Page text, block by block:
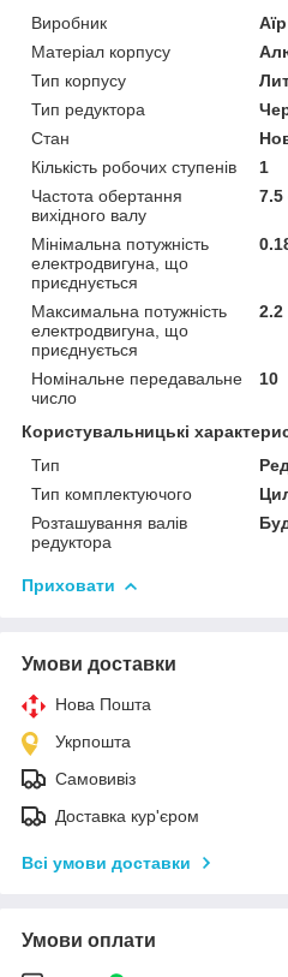
Виробник
Аїр
Матеріал корпусу
Тип корпусу
Тип редуктора
Стан
Кількість робочих ступенів
1
Частота обертання
вихідного валу
7.5
Мінімальна потужність
електродвигуна, що
приєднується
Максимальна потужність
електродвигуна, що
приєднується
2.2
Номінальне передавальне
число
10
Користувальницькі
Тип
Тип комплектуючого
Розташування валів
редуктора
Приховати
Умови доставки
Нова Пошта
Укрпошта
Самовивіз
Доставка кур'єром
Всі умови доставки
Умови оплати